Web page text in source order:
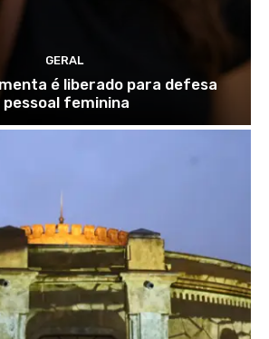
GERAL
é liberado para defesa
pessoal feminina